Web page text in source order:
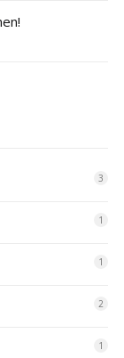
3
1
1
2
1